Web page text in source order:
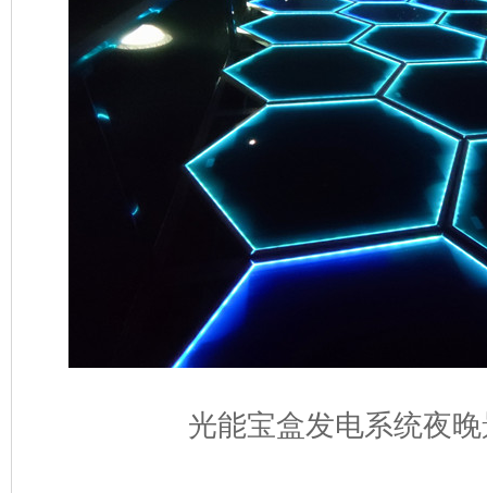
光能宝盒发电系统夜